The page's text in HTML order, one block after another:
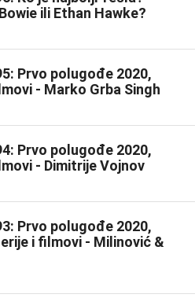
ili Ethan Hawke?
Prvo polugođe 2020,
- Marko Grba Singh
Prvo polugođe 2020,
- Dimitrije Vojnov
Prvo polugođe 2020,
i filmovi - Milinović &